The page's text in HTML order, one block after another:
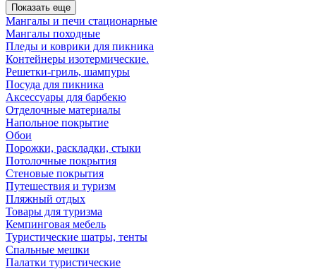
Показать еще
Мангалы и печи стационарные
Мангалы походные
Пледы и коврики для пикника
Контейнеры изотермические.
Решетки-гриль, шампуры
Посуда для пикника
Аксессуары для барбекю
Отделочные материалы
Напольное покрытие
Обои
Порожки, раскладки, стыки
Потолочные покрытия
Стеновые покрытия
Путешествия и туризм
Пляжный отдых
Товары для туризма
Кемпинговая мебель
Туристические шатры, тенты
Спальные мешки
Палатки туристические